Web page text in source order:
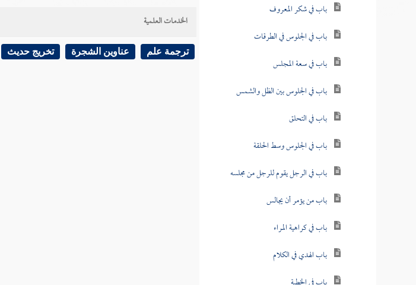
باب في شكر المعروف
باب في الجلوس في الطرقات
باب في سعة المجلس
باب في الجلوس بين الظل والشمس
باب في التحلق
باب في الجلوس وسط الحلقة
باب في الرجل يقوم للرجل من مجلسه
باب من يؤمر أن يجالس
باب في كراهية المراء
باب الهدي في الكلام
الخدمات العلمية
ترجمة علم عناوين الشجرة تخريج حديث